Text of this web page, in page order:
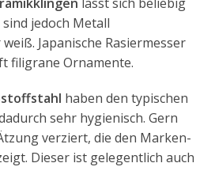
jedoch Metall
Japanische Rasiermesser
filigrane Ornamente.
haben den typischen
sehr hygienisch. Gern
verziert, die den Marken-
Dieser ist gelegentlich auch